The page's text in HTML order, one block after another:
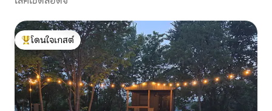
โดนใจเกสต์ที่สุด
โดนใจเกสต์